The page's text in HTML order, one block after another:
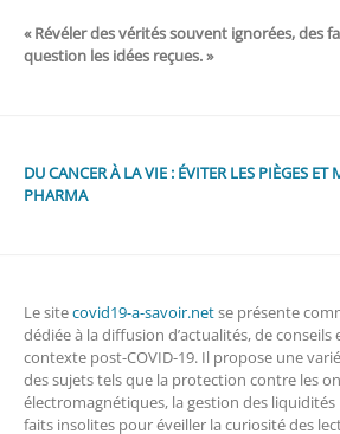
« Révéler des vérités souvent ignorées, des
question les idées reçues. »
DU CANCER À LA VIE : ÉVITER LES PIÈGES ET
PHARMA
Le sitecovid19-a-savoir.netse présente
dédiée à la diffusion d’actualités, de conseils
contexte post-COVID-19. Il propose une
des sujets tels que la protection contre les
électromagnétiques, la gestion des liquidités
faits insolites pour éveiller la curiosité des